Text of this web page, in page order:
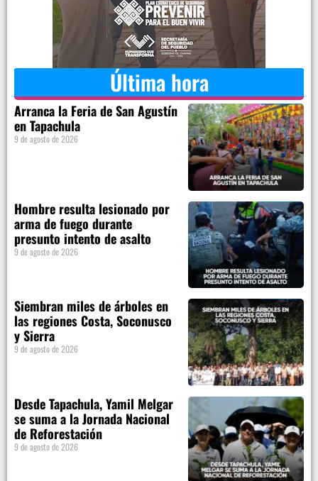
Última hora
Arranca la Feria de San Agustín
en Tapachula
9 de agosto de 2026
Hombre resulta lesionado por
arma de fuego durante
presunto intento de asalto
9 de agosto de 2026
Siembran miles de árboles en
las regiones Costa, Soconusco
y Sierra
9 de agosto de 2026
Desde Tapachula, Yamil Melgar
se suma a la Jornada Nacional
de Reforestación
9 de agosto de 2026